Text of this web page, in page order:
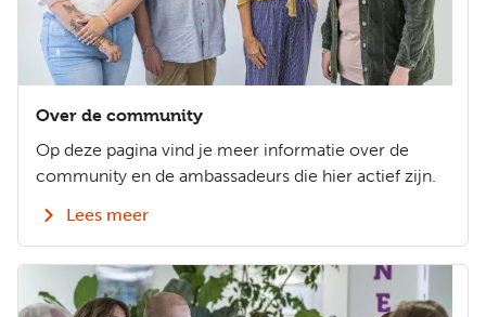
Over de community
Op deze pagina vind je meer informatie over de
community en de ambassadeurs die hier actief zijn.
Lees meer
Over
community